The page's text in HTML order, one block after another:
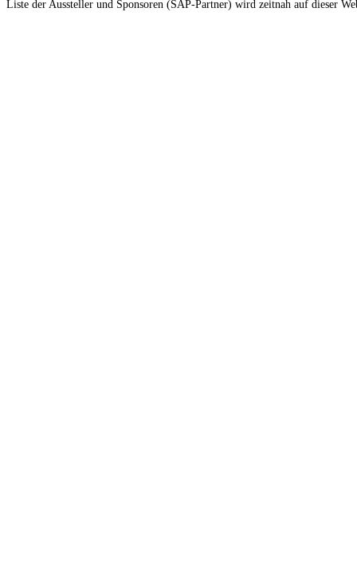
Liste der Aussteller und Sponsoren (SAP-Partner) wird zeitnah auf dieser